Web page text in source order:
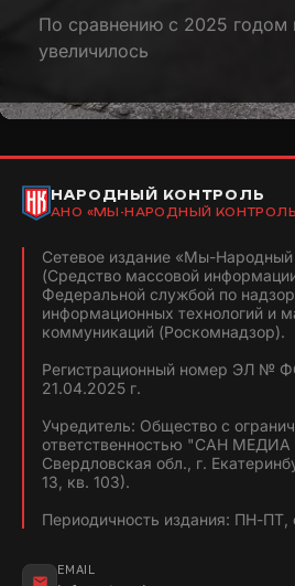
По сравнению с 2025 годом
увеличилось
НАРОДНЫЙ КОНТРОЛЬ
АНО «МЫ-НАРОДНЫЙ
Сетевое издание «Мы-
(Средство массовой
Федеральной службой по
информационных технологий и
коммуникаций (Роскомнадзор).
Регистрационный номер ЭЛ №
21.04.2025 г.
Учредитель: Общество с
ответственностью "САН
Свердловская обл., г.
13, кв. 103).
Периодичность издания: ПН-ПТ,
EMAIL